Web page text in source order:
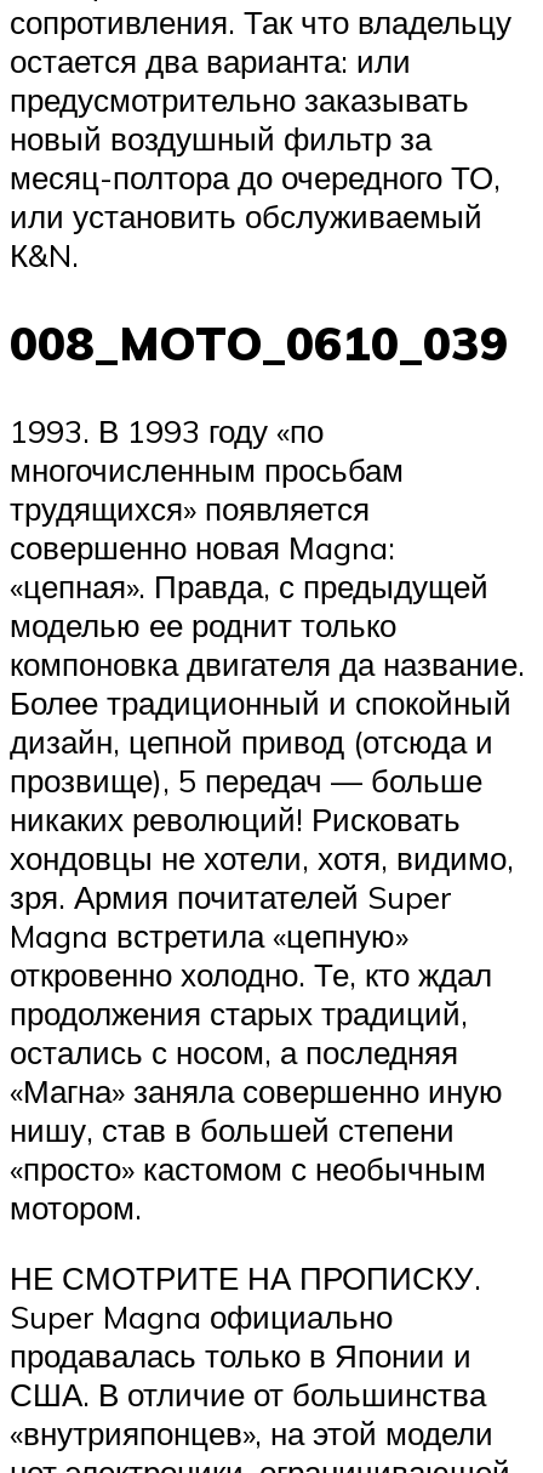
сопротивления. Так что владельцу
остается два варианта: или
предусмотрительно заказывать
новый воздушный фильтр за
месяц-полтора до очередного ТО,
или установить обслуживаемый
К&N.
008_MOTO_0610_039
1993. В 1993 году «по
многочисленным просьбам
трудящихся» появляется
совершенно новая Мagna:
«цепная». Правда, с предыдущей
моделью ее роднит только
компоновка двигателя да название.
Более традиционный и спокойный
дизайн, цепной привод (отсюда и
прозвище), 5 передач — больше
никаких революций! Рисковать
хондовцы не хотели, хотя, видимо,
зря. Армия почитателей Super
Magna встретила «цепную»
откровенно холодно. Те, кто ждал
продолжения старых традиций,
остались с носом, а последняя
«Магна» заняла совершенно иную
нишу, став в большей степени
«просто» кастомом с необычным
мотором.
НЕ СМОТРИТЕ НА ПРОПИСКУ.
Super Magna официально
продавалась только в Японии и
США. В отличие от большинства
«внутрияпонцев», на этой модели